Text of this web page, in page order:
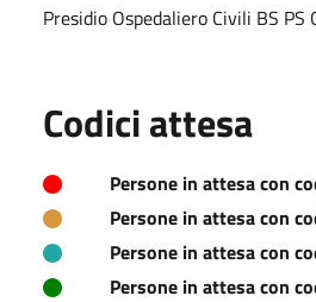
Presidio Ospedaliero Civili BS PS
Codici attesa
Persone in attesa con
Persone in attesa con
Persone in attesa con
Persone in attesa con